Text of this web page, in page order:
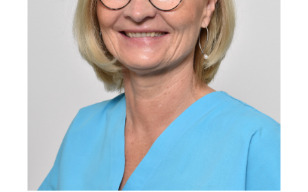
Zahnmedizinische Fachangestellte, Prophylaxe